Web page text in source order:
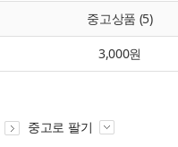
중고상품 (5)
3,000원
중고로 팔기